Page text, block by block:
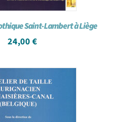
Saint-Lambert à Liège
24,00 €